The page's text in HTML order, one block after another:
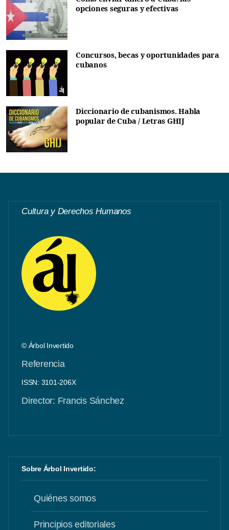
opciones seguras y efectivas
Concursos, becas y oportunidades para
cubanos
Diccionario de cubanismos. Habla
popular de Cuba / Letras GHIJ
Cultura y Derechos Humanos
© Árbol Invertido
Referencia
ISSN: 3101-206X
Director: Francis Sánchez
Sobre Árbol Invertido:
Quiénes somos
Principios editoriales